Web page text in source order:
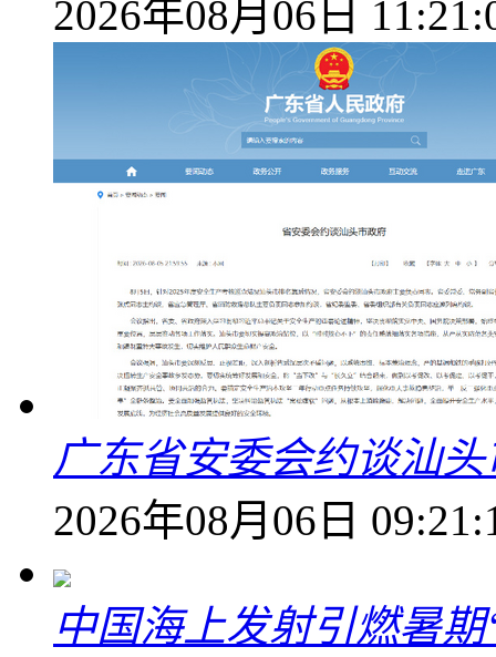
2026年08月06日
广东省安委会约谈汕
2026年08月06日
中国海上发射引燃暑